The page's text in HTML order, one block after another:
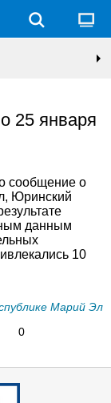
25 января
сообщение о
Юринский
данным
10
Марий Эл
0